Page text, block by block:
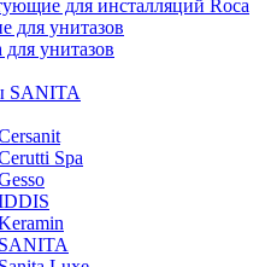
для инсталляций Roca
для унитазов
унитазов
SANITA
Spa